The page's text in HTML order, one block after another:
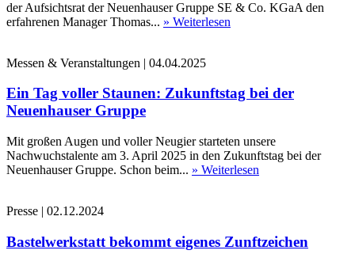
der Aufsichtsrat der Neuenhauser Gruppe SE & Co. KGaA den
erfahrenen Manager Thomas... » Weiterlesen
Messen & Veranstaltungen | 04.04.2025
Ein Tag voller Staunen: Zukunftstag bei der
Neuenhauser Gruppe
Mit großen Augen und voller Neugier starteten unsere
Nachwuchstalente am 3. April 2025 in den Zukunftstag bei der
Neuenhauser Gruppe. Schon beim... » Weiterlesen
Presse | 02.12.2024
Bastelwerkstatt bekommt eigenes Zunftzeichen